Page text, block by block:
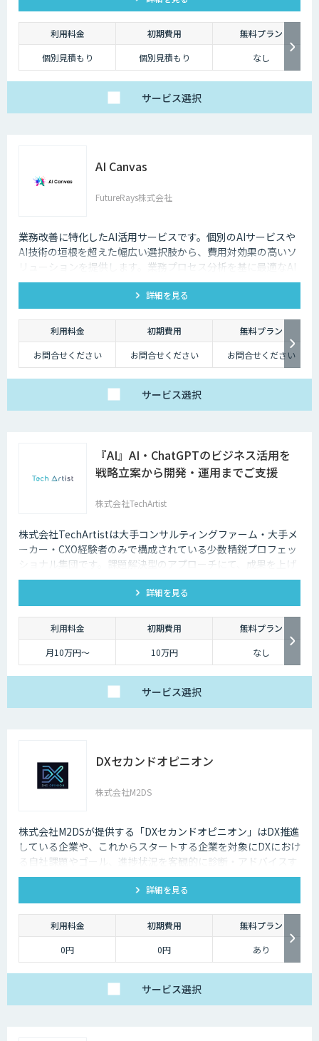
ら、導入後の運用や定着まで一気通貫でご支援いたしますの
で、お気軽にご相談ください。
利用料金 初期費用
無料プラン
個別見積もり
個別見積もり なし
サービス選択
AI Canvas
FutureRays株式会社
業務改善に特化したAI活用サービスです。個別のAIサービスや
AI技術の垣根を超えた幅広い選択肢から、費用対効果の高いソ
リューションを提供します。​業務プロセス分析を基に最適なAI
活用を提案し、システムへのAI機能搭載を実現します。 ​課題整
理から導入後の運用まで伴走し、現実的な成果を追求します。​
販売管理システムや受注メール解析など、具体的な業務課題解
決に対応し、効率化と品質向上を支援します。
詳細を見る
利用料金 初期費用
無料プラン
お問合せください
お問合せください お問合せください
サービス選択
『AI』AI・ChatGPTのビジネス活用を
戦略立案から開発・運用までご支援
株式会社TechArtist
株式会社TechArtistは大手コンサルティングファーム・大手メ
ーカー・CXO経験者のみで構成されている少数精鋭プロフェッ
ショナル集団です。課題解決型のアプローチにて、成果を上げ
るソリューションを『高速』『高品質』『低予算』でご提供可
詳細を見る
利用料金 初期費用
無料プラン
月10万円〜
10万円 なし
サービス選択
DXセカンドオピニオン
株式会社M2DS
株式会社M2DSが提供する「DXセカンドオピニオン」はDX推進
している企業や、これからスタートする企業を対象にDXにおけ
る自社課題やゴール、進捗状況を客観的に診断・アドバイスす
るサービスです
詳細を見る
利用料金 初期費用
無料プラン
0円
0円 あり
サービス選択